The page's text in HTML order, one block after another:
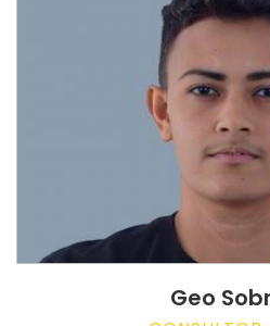
Geo